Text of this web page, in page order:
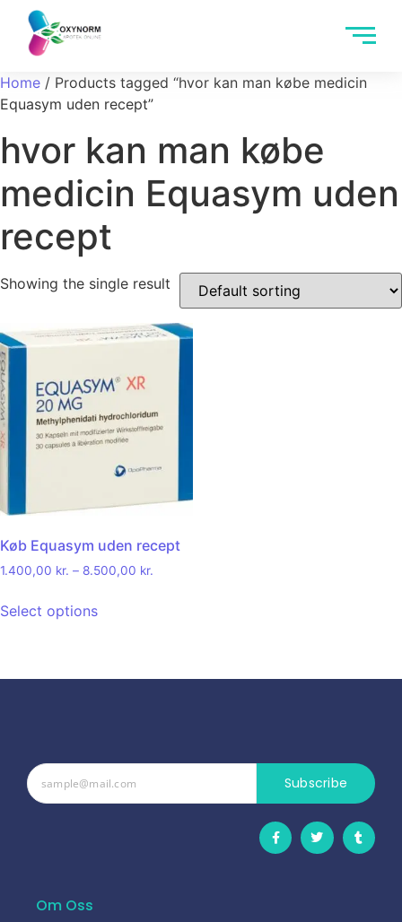
Home / Products tagged “hvor kan man købe medicin
Equasym uden recept”
hvor kan man købe
medicin Equasym uden
recept
Showing the single result
Køb Equasym uden recept
1.400,00 kr. – 8.500,00 kr.
Select options
Subscribe
Om Oss